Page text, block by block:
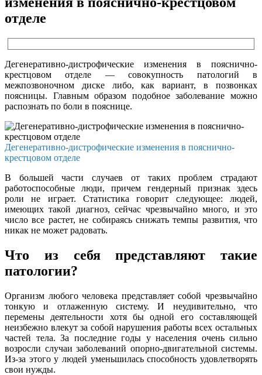
отделе
Дегенеративно-дистрофические изменения в пояснично-
крестцовом отделе — совокупность патологий в
межпозвоночном диске либо, как вариант, в позвонках
поясницы. Главным образом подобное заболевание можно
распознать по боли в пояснице.
Дегенеративно-дистрофические изменения в пояснично-
крестцовом отделе
В большей части случаев от таких проблем страдают
работоспособные люди, причем гендерный признак здесь
роли не играет. Статистика говорит следующее: людей,
имеющих такой диагноз, сейчас чрезвычайно много, и это
число все растет, не собираясь снижать темпы развития, что
никак не может радовать.
Что из себя представляют такие
патологии?
Организм любого человека представляет собой чрезвычайно
тонкую и отлаженную систему. И неудивительно, что
перемены деятельности хотя бы одной его составляющей
неизбежно влекут за собой нарушения работы всех остальных
частей тела. За последние годы у населения очень сильно
возросли случаи заболеваний опорно-двигательной системы.
Из-за этого у людей уменьшилась способность удовлетворять
свои нужды.